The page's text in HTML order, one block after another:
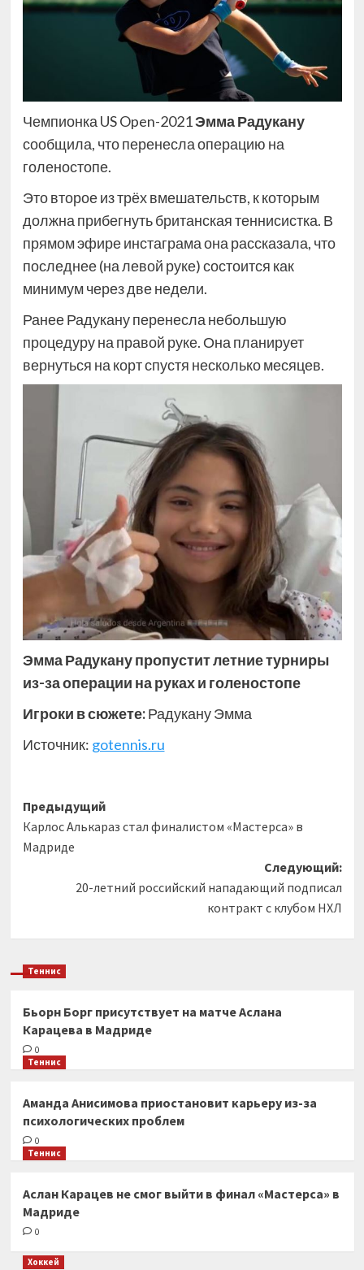
Чемпионка US Open-2021Эмма Радукану
сообщила, что перенесла операцию на
голеностопе.
Это второе из трёх вмешательств, к которым
должна прибегнуть британская теннисистка. В
прямом эфире инстаграма она рассказала, что
последнее (на левой руке) состоится как
минимум через две недели.
Ранее Радукану перенесла небольшую
процедуру на правой руке. Она планирует
вернуться на корт спустя несколько месяцев.
Эмма Радукану пропустит летние турниры
из-за операции на руках и голеностопе
Игроки в сюжете:Радукану Эмма
Источник: gotennis.ru
Навигация
записи
Предыдущий
Карлос Алькараз стал финалистом «Мастерса» в
Мадриде
Следующий:
20-летний российский нападающий подписал
контракт с клубом НХЛ
Теннис
Бьорн Борг присутствует на матче Аслана
Карацева в Мадриде
0
Теннис
Аманда Анисимова приостановит карьеру из-за
психологических проблем
0
Теннис
Аслан Карацев не смог выйти в финал «Мастерса» в
Мадриде
0
Хоккей